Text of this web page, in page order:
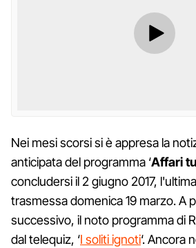
Nei mesi scorsi si è appresa la
anticipata del programma ‘Affari
concludersi il 2 giugno 2017,
trasmessa domenica 19 marzo. A
successivo, il noto programma di
dal telequiz, ‘I soliti ignoti‘. Ancora